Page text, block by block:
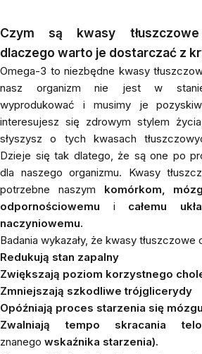
Czym są kwasy
dlaczego warto je dostarczać z
Omega-3 to niezbędne kwasy
nasz organizm nie jest w
wyprodukować i musimy je
interesujesz się zdrowym stylem
słyszysz o tych kwasach
Dzieje się tak dlatego, że są one po
dla naszego organizmu. Kwasy
potrzebne naszym komórkom,
odpornościowemu i całemu
naczyniowemu.
Badania wykazały, że kwasy tłuszczowe
Redukują stan zapalny
Zwiększają poziom korzystnego
Zmniejszają szkodliwe trójglicerydy
Opóźniają proces starzenia się mózgu
Zwalniają tempo skracania
znanego wskaźnika starzenia).